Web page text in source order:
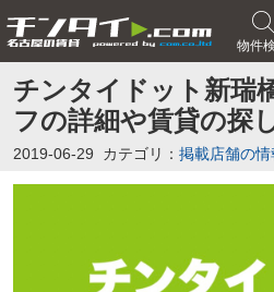
物件
チンタイドット新瑞
フの詳細や賃貸の探
2019-06-29 カテゴリ： 掲載店舗の